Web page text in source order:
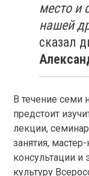
место и
нашей
сказал
В течение
предстоит
лекции,
занятия,
консультации
культуру